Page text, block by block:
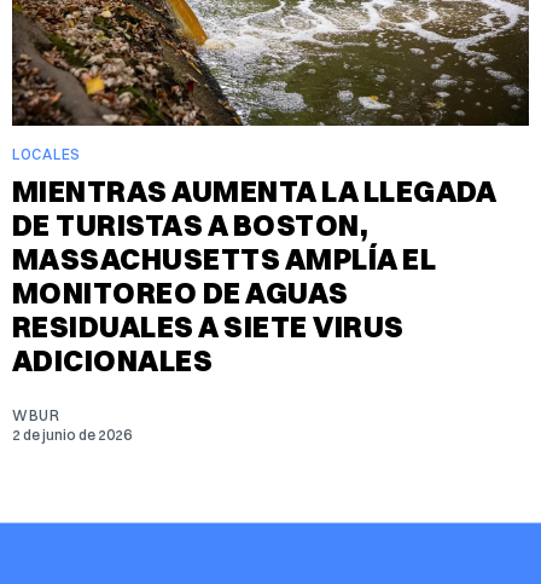
LOCALES
MIENTRAS AUMENTA LA LLEGADA
DE TURISTAS A BOSTON,
MASSACHUSETTS AMPLÍA EL
MONITOREO DE AGUAS
RESIDUALES A SIETE VIRUS
ADICIONALES
WBUR
2 de junio de 2026